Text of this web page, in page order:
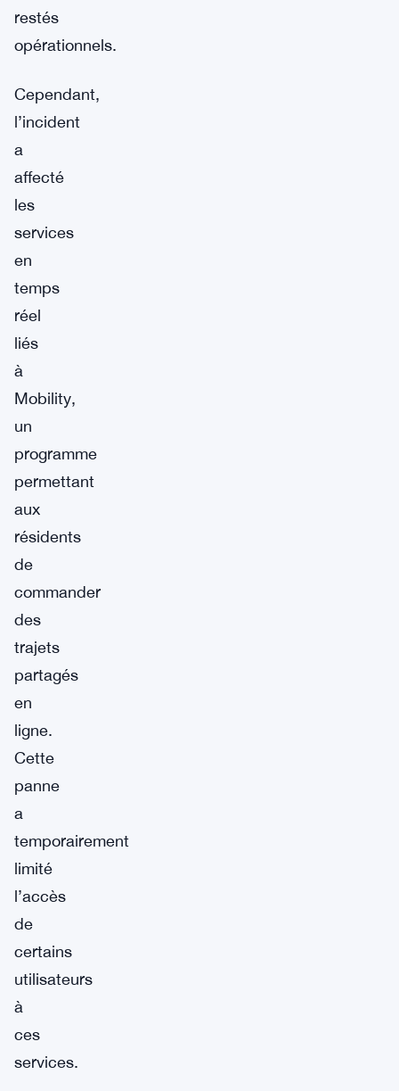
restés
opérationnels.
Cependant,
l’incident
a
affecté
les
services
en
temps
réel
liés
à
Mobility,
un
programme
permettant
aux
résidents
de
commander
des
trajets
partagés
en
ligne.
Cette
panne
a
temporairement
limité
l’accès
de
certains
utilisateurs
à
ces
services.